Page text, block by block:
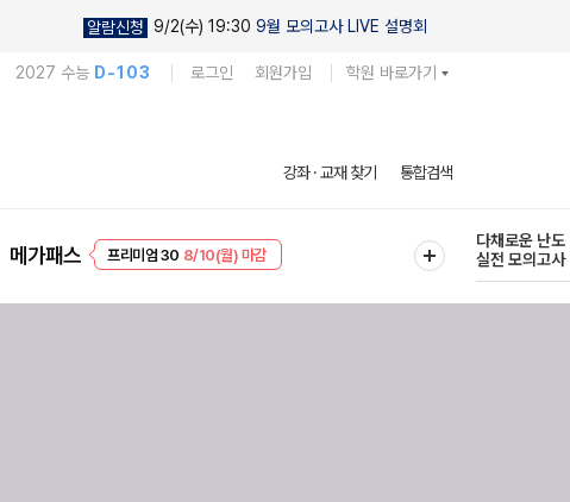
알람신청 9/2(수) 19:30 9월 모의고사 LIVE 설명회
2027 수능 D-103 로그인 회원가입 학원 바로가기
강좌 · 교재 찾기 통합검색
메가패스
EVENT 8/10(월) 마감
다채로운 난도
실전 모의고사